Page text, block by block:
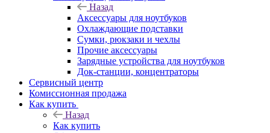
Назад
Аксессуары для ноутбуков
Охлаждающие подставки
Сумки, рюкзаки и чехлы
Прочие аксессуары
Зарядные устройства для ноутбуков
Док-станции, концентраторы
Сервисный центр
Комиссионная продажа
Как купить
Назад
Как купить